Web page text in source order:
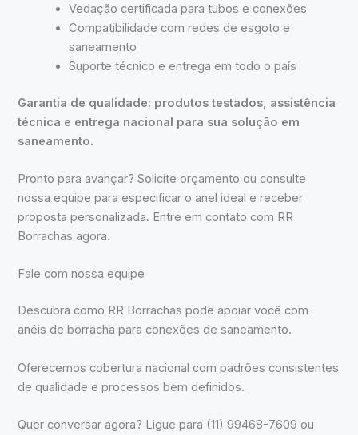
Vedação certificada para tubos e conexões
Compatibilidade com redes de esgoto e
saneamento
Suporte técnico e entrega em todo o país
Garantia de qualidade: produtos testados, assistência
técnica e entrega nacional para sua solução em
saneamento.
Pronto para avançar? Solicite orçamento ou consulte
nossa equipe para especificar o anel ideal e receber
proposta personalizada. Entre em contato com RR
Borrachas agora.
Fale com nossa equipe
Descubra como RR Borrachas pode apoiar você com
anéis de borracha para conexões de saneamento.
Oferecemos cobertura nacional com padrões consistentes
de qualidade e processos bem definidos.
Quer conversar agora? Ligue para (11) 99468-7609 ou